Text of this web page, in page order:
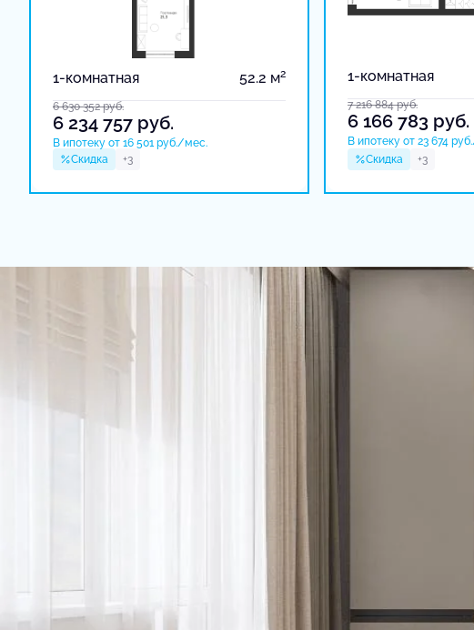
1-комнатная 52.2 м2
6 630 352руб.
6 234 757 руб.
В ипотеку от 16 501 руб./мес.
Скидка
+3
1-комнатная
7 216 884руб.
6 166 783 руб.
В ипотеку от 23 674
Скидка
+3